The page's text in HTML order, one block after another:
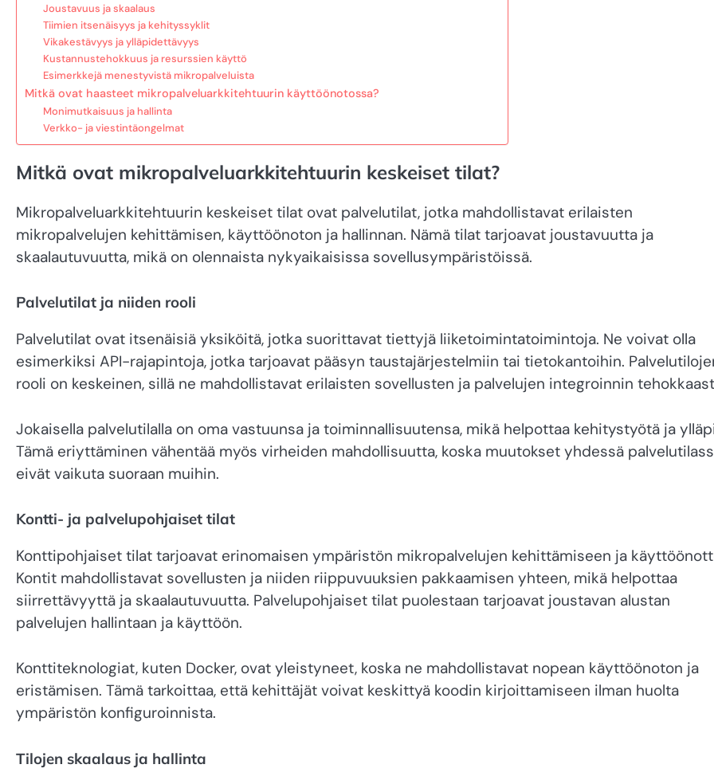
Joustavuus ja skaalaus
Tiimien itsenäisyys ja kehityssyklit
Vikakestävyys ja ylläpidettävyys
Kustannustehokkuus ja resurssien käyttö
Esimerkkejä menestyvistä mikropalveluista
Mitkä ovat haasteet mikropalveluarkkitehtuurin käyttöönotossa?
Monimutkaisuus ja hallinta
Verkko- ja viestintäongelmat
Mitkä ovat mikropalveluarkkitehtuurin keskeiset tilat?
Mikropalveluarkkitehtuurin keskeiset tilat ovat palvelutilat, jotka mahdollistavat erilaisten
mikropalvelujen kehittämisen, käyttöönoton ja hallinnan. Nämä tilat tarjoavat joustavuutta ja
skaalautuvuutta, mikä on olennaista nykyaikaisissa sovellusympäristöissä.
Palvelutilat ja niiden rooli
Palvelutilat ovat itsenäisiä yksiköitä, jotka suorittavat tiettyjä liiketoimintatoimintoja. Ne voivat olla
esimerkiksi API-rajapintoja, jotka tarjoavat pääsyn taustajärjestelmiin tai tietokantoihin.
rooli on keskeinen, sillä ne mahdollistavat erilaisten sovellusten ja palvelujen integroinnin
Jokaisella palvelutilalla on oma vastuunsa ja toiminnallisuutensa, mikä helpottaa kehitystyötä ja
Tämä eriyttäminen vähentää myös virheiden mahdollisuutta, koska muutokset yhdessä
eivät vaikuta suoraan muihin.
Kontti- ja palvelupohjaiset tilat
Konttipohjaiset tilat tarjoavat erinomaisen ympäristön mikropalvelujen kehittämiseen ja
Kontit mahdollistavat sovellusten ja niiden riippuvuuksien pakkaamisen yhteen, mikä helpottaa
siirrettävyyttä ja skaalautuvuutta. Palvelupohjaiset tilat puolestaan tarjoavat joustavan alustan
palvelujen hallintaan ja käyttöön.
Konttiteknologiat, kuten Docker, ovat yleistyneet, koska ne mahdollistavat nopean käyttöönoton ja
eristämisen. Tämä tarkoittaa, että kehittäjät voivat keskittyä koodin kirjoittamiseen ilman huolta
ympäristön konfiguroinnista.
Tilojen skaalaus ja hallinta